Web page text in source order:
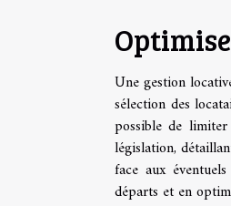
Une gestion
sélection des
possible de
législation,
face aux
départs et en